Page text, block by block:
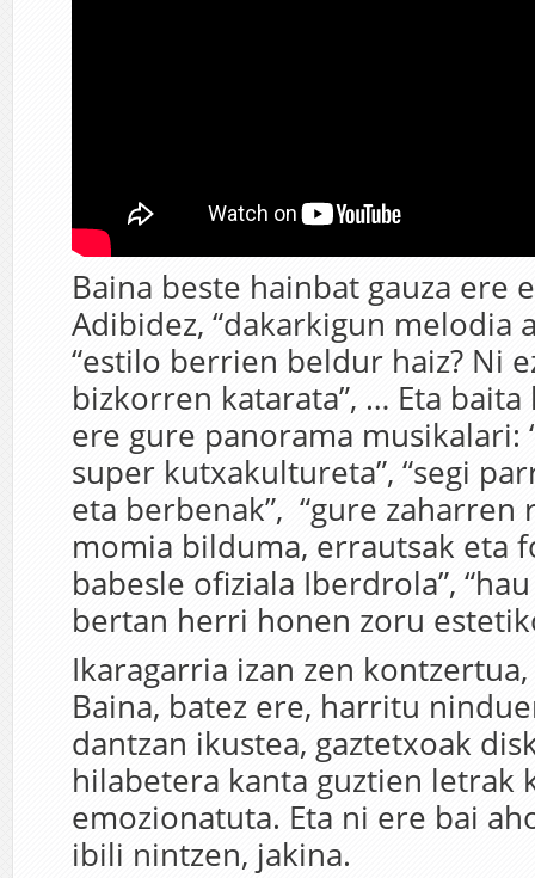
Baina beste hainbat gauza ere
Adibidez, “dakarkigun melodia
“estilo berrien beldur haiz? Ni
bizkorren katarata”, … Eta
ere gure panorama musikalari:
super kutxakultureta”, “segi
eta berbenak”, “gure zaharren
momia bilduma, errautsak eta
babesle ofiziala Iberdrola”,
bertan herri honen zoru
Ikaragarria izan zen
Baina, batez ere, harritu
dantzan ikustea, gaztetxoak
hilabetera kanta guztien letrak
emozionatuta. Eta ni ere bai
ibili nintzen, jakina.